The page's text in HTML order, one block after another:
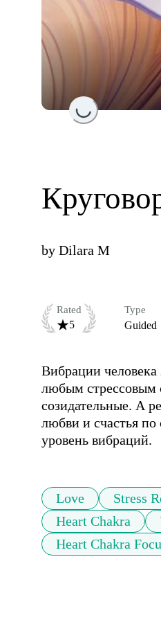
Loading...
by Dilara M
Rated
5
Type
Guided
Вибрации человека
любым стрессовым
созидательные. А
любви и счастья
уровень вибраций.
Love Stress
Heart Chakra
Heart Chakra